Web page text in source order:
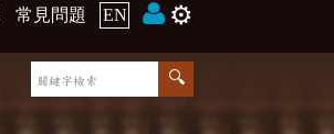
常見問題 EN ⚙️